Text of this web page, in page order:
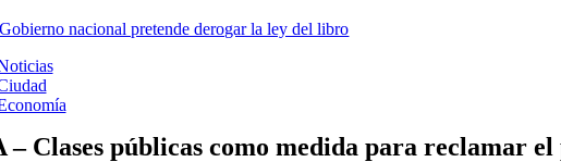
nacional pretende derogar la ley del libro
– Clases públicas como medida para reclamar el